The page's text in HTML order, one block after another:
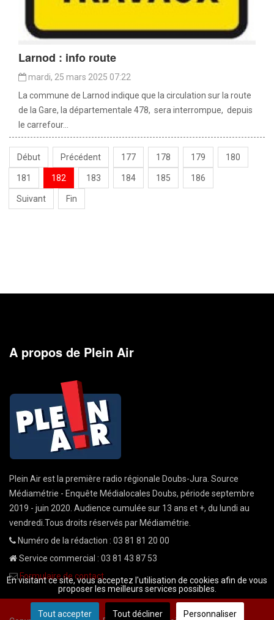
Larnod : info route
mardi, 25 mars 2025 07:22
La commune de Larnod indique que la circulation sur la route
de la Gare, la départementale 478, sera interrompue, depuis
le carrefour...
Début Précédent 177 178 179 180
181 182 183 184 185 186
Suivant Fin
A propos de Plein Air
Plein Air est la première radio régionale Doubs-Jura. Source
Médiamétrie - Enquête Médialocales Doubs, période septembre
2019 - juin 2020. Audience cumulée sur 13 ans et +, du lundi au
vendredi.Tous droits réservés par Médiamétrie.
Numéro de la rédaction : 03 81 81 20 00
Service commercial : 03 81 43 87 53
Formulaire de contact
En visitant ce site, vous acceptez l'utilisation de cookies afin de vous
proposer les meilleurs services possibles.
Tout accepter Tout décliner Personnaliser